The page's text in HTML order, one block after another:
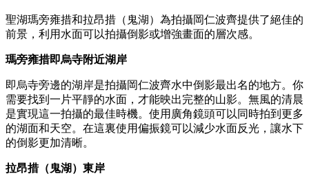
聖湖瑪旁雍措和拉昂措（鬼湖）為拍攝岡仁波齊提供了絕佳的
前景，利用水面可以拍攝倒影或增強畫面的層次感。
瑪旁雍措即烏寺附近湖岸
即烏寺旁邊的湖岸是拍攝岡仁波齊水中倒影最出名的地方。你
需要找到一片平靜的水面，才能映出完整的山影。無風的清晨
是實現這一拍攝的最佳時機。使用廣角鏡頭可以同時拍到更多
的湖面和天空。在這裏使用偏振鏡可以減少水面反光，讓水下
的倒影更加清晰。
拉昂措（鬼湖）東岸